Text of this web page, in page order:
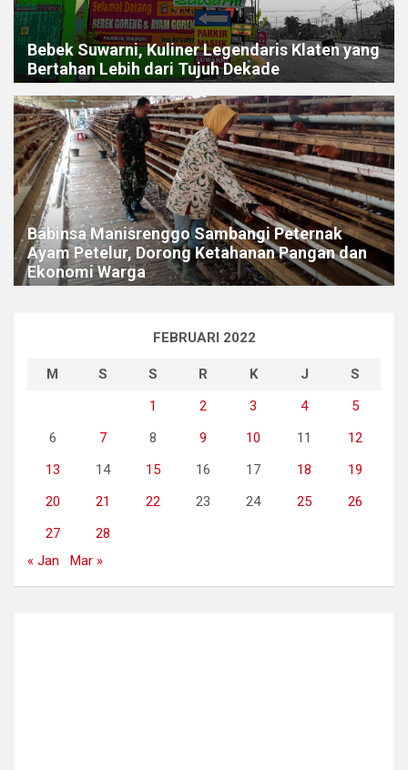
Bebek Suwarni, Kuliner Legendaris Klaten yang
Bertahan Lebih dari Tujuh Dekade
Babinsa Manisrenggo Sambangi Peternak
Ayam Petelur, Dorong Ketahanan Pangan dan
Ekonomi Warga
FEBRUARI 2022
M S S R K J
S
1
2 3 4
5
6
7 8 9 10 11
12
13
14 15 16 17 18
19
20
21 22 23 24 25
26
27
28
« Jan
Mar »